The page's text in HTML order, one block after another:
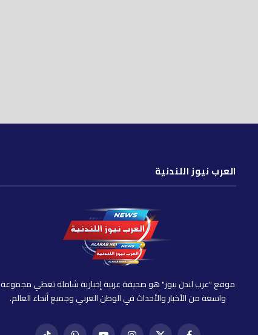
العرب نيوز اللندنية
موقع "عرب لندن نيوز" هو صحيفة عربية إخبارية شاملة تغطي مجموعة
واسعة من الأخبار والأحداث في الوطن العربي وجميع أنحاء العالم.